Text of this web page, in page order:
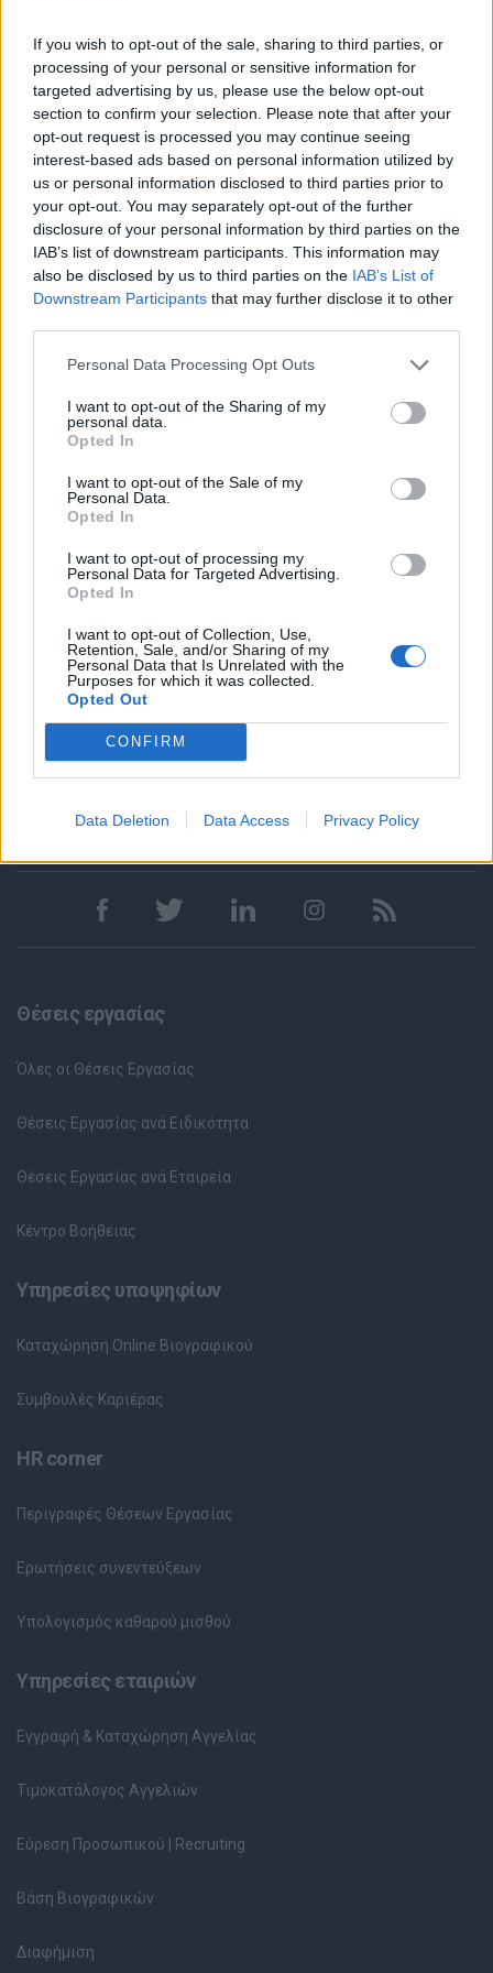
If you wish to opt-out of the sale, sharing to third parties, or
processing of your personal or sensitive information for
targeted advertising by us, please use the below opt-out
section to confirm your selection. Please note that after your
opt-out request is processed you may continue seeing
interest-based ads based on personal information utilized by
us or personal information disclosed to third parties prior to
your opt-out. You may separately opt-out of the further
disclosure of your personal information by third parties on the
IAB’s list of downstream participants. This information may
also be disclosed by us to third parties on the IAB’s List of
Downstream Participants that may further disclose it to other
Personal Data Processing Opt Outs
I want to opt-out of the Sharing of my
personal data.
Opted In
I want to opt-out of the Sale of my
Personal Data.
Opted In
I want to opt-out of processing my
Personal Data for Targeted Advertising.
Opted In
I want to opt-out of Collection, Use,
Retention, Sale, and/or Sharing of my
Personal Data that Is Unrelated with the
Purposes for which it was collected.
Opted Out
CONFIRM
Data Deletion Data Access Privacy Policy
Τις συμφωνίες ποσών και τους διακανονισμούς
οικονομικών στοιχείων
Την καταχώρηση και διαχείριση στοιχείων σε τραπεζικά
συστήματα και Bloomberg platform
Την προετοιμασία αποδεικτικών συναλλαγών για αποστολή
και υπογραφή πελατών
Την τήρηση στατιστικών στοιχείων και operational
reporting
✅ Απαραίτητα Προσόντα:
Οι υποψήφιοι πρέπει να διαθέτουν:
Πτυχίο ΑΕΙ / ΑΤΕΙ Θετικής ή Οικονομικής κατεύθυνσης
Πολύ καλή γνώση MS Office (Excel, Word, Pivot Tables,
Πολύ καλή γνώση Αγγλικών (τουλάχιστον επίπεδο Β2)
Επιθυμητή εμπειρία 1 έτους σε σχετικό αντικείμενο ή
Επιθυμητές γνώσεις Money Markets και διεθνών αγορών
Αναλυτική σκέψη και προσοχή στη λεπτομέρεια
Οργανωτικές και επικοινωνιακές δεξιότητες
🚀 Κάνε το επόμενο βήμα στην καριέρα σου και στείλε το
📩 Για περισσότερες πληροφορίες, επικοινώνησε μαζί μας 📞
στο 210 3637822
Θέσεις εργασίας
Όλες οι Θέσεις Εργασίας
Θέσεις Εργασίας ανά Ειδικότητα
Θέσεις Εργασίας ανά Εταιρεία
Κέντρο Βοήθειας
Υπηρεσίες υποψηφίων
Καταχώρηση Online Βιογραφικού
Συμβουλές Καριέρας
HR corner
Περιγραφές Θέσεων Εργασίας
Ερωτήσεις συνεντεύξεων
Υπολογισμός καθαρού μισθού
Υπηρεσίες εταιριών
Εγγραφή & Καταχώρηση Αγγελίας
Τιμοκατάλογος Αγγελιών
Εύρεση Προσωπικού | Recruiting
Βάση Βιογραφικών
Διαφήμιση